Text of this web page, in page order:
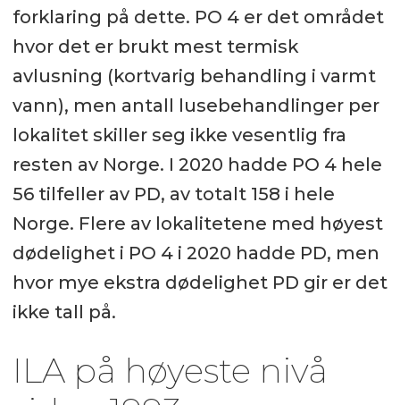
forklaring på dette. PO 4 er det området
hvor det er brukt mest termisk
avlusning (kortvarig behandling i varmt
vann), men antall lusebehandlinger per
lokalitet skiller seg ikke vesentlig fra
resten av Norge. I 2020 hadde PO 4 hele
56 tilfeller av PD, av totalt 158 i hele
Norge. Flere av lokalitetene med høyest
dødelighet i PO 4 i 2020 hadde PD, men
hvor mye ekstra dødelighet PD gir er det
ikke tall på.
ILA på høyeste nivå